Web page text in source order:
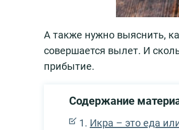
А также нужно выяснить,
совершается вылет. И
прибытие.
Содержание
Икра – это еда